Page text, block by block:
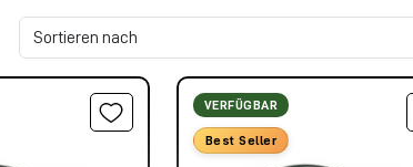
VERFÜGBAR
Best Seller